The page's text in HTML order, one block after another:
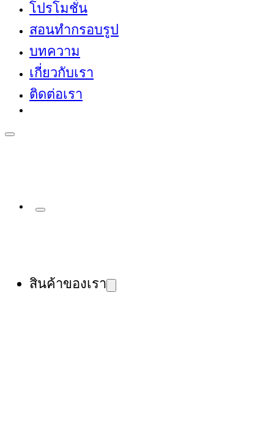
โปรโมชั่น
สอนทำกรอบรูป
บทความ
เกี่ยวกับเรา
ติดต่อเรา
สินค้าของเรา